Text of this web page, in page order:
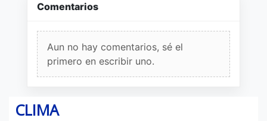
Comentarios
Aun no hay comentarios, sé el
primero en escribir uno.
CLIMA